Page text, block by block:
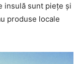
insulă sunt piețe și
produse locale